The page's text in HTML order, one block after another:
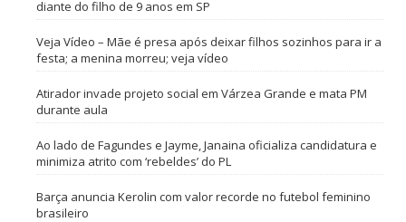
diante do filho de 9 anos em SP
Veja Vídeo – Mãe é presa após deixar filhos sozinhos para ir a
festa; a menina morreu; veja vídeo
Atirador invade projeto social em Várzea Grande e mata PM
durante aula
Ao lado de Fagundes e Jayme, Janaina oficializa candidatura e
minimiza atrito com ‘rebeldes’ do PL
Barça anuncia Kerolin com valor recorde no futebol feminino
brasileiro